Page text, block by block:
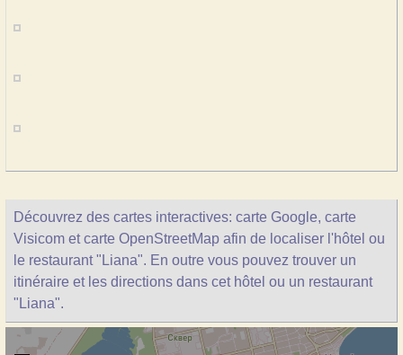
Découvrez des cartes interactives: carte Google, carte
Visicom et carte OpenStreetMap afin de localiser l'hôtel ou
le restaurant "Liana". En outre vous pouvez trouver un
itinéraire et les directions dans cet hôtel ou un restaurant
"Liana".